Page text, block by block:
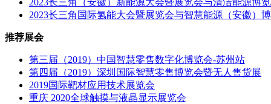
2023长三角国际氢能大会暨展览会与智慧能源（安徽）
推荐展会
第三届（2019）中国智慧零售数字化博览会-苏州站
第四届（2019）深圳国际智慧零售博览会暨无人售货展
2019国际靶材应用技术展览会
重庆 2020全球触摸与液晶显示展览会